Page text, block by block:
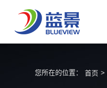
您所在的位置： 首页 >